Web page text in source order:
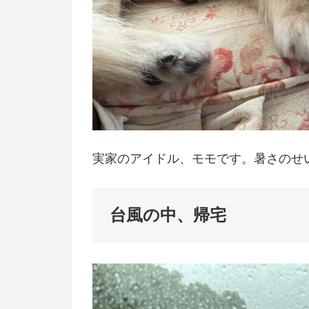
実家のアイドル、モモです。暑さの
台風の中、帰宅